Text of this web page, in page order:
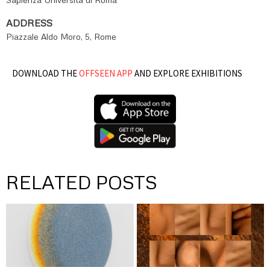
ADDRESS
Piazzale Aldo Moro, 5, Rome
DOWNLOAD THEOFFSEEN APP AND EXPLORE EXHIBITIONS
RELATED POSTS